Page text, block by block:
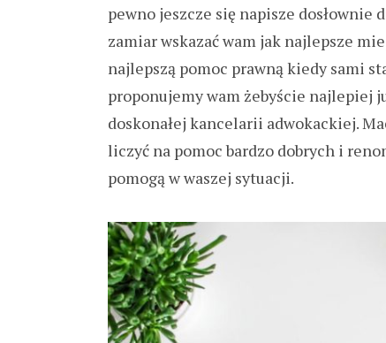
pewno jeszcze się napisze
zamiar wskazać wam jak najlepsze
najlepszą pomoc prawną kiedy sami
proponujemy wam żebyście
doskonałej kancelarii adwokackiej.
liczyć na pomoc bardzo dobrych i
pomogą w waszej sytuacji.